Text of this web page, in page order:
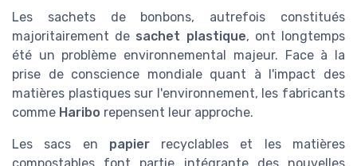
Les sachets de bonbons, autrefois constitués
majoritairement de sachet plastique, ont longtemps
été un problème environnemental majeur. Face à la
prise de conscience mondiale quant à l'impact des
matières plastiques sur l'environnement, les fabricants
comme Haribo repensent leur approche.
Les sacs en papierrecyclables et les matières